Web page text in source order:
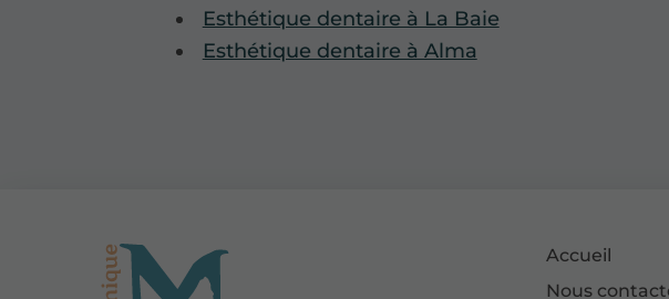
Esthétique dentaire à La Baie
Esthétique dentaire à Alma
Accueil
Nous